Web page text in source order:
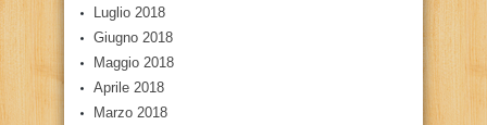
Luglio 2018
Giugno 2018
Maggio 2018
Aprile 2018
Marzo 2018